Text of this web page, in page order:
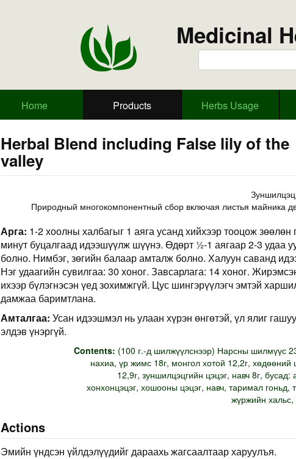
Medicinal
Home Products Herbs Usage
Herbal Blend including False lily of the
valley
Природный многокомпонентный сбор включая листья майника
Арга: 1-2 хоолны халбагыг 1 аяга усанд хийхээр тооцож зөөлөн
минут буцалгаад идээшүүлж шүүнэ. Өдөрт ½-1 аягаар 2-3 удаа
болно. Нимбэг, зөгийн балаар амталж болно. Халуун саванд
Нэг удаагийн сувилгаа: 30 хоног. Завсарлага: 14 хоног.
ихээр бүлэгнэсэн үед зохимжгүй. Цус шингэрүүлэгч эмтэй
дамжаа баримтлана.
Амталгаа: Усан идээшмэл нь улаан хүрэн өнгөтэй, үл ялиг
элдэв үнэргүй.
Contents: (100 г.-д шилжүүлснээр) Нарсны шилмүүс
нахиа, үр жимс 18г, монгол хотой 12,2г, хөдөөний
12,9г, зуншилцэцгийн цэцэг, навч 8г, бусад:
хонхонцэцэг, хошооны цэцэг, навч, таримал гоньд,
жүржийн хальс,
Actions
Эмийн үндсэн үйлдэлүүдийг дараахь жагсаалтаар харуулъя.